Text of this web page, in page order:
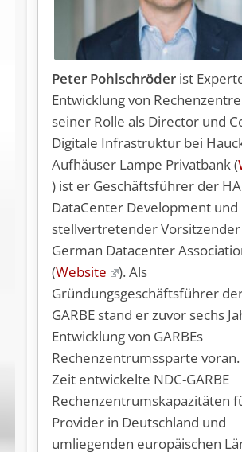
Peter Pohlschröder ist
Entwicklung von
seiner Rolle als Director und
Digitale Infrastruktur bei
Aufhäuser Lampe Privatbank (
) ist er Geschäftsführer der
DataCenter Development und
stellvertretender
German Datacenter
(Website
). Als
Gründungsgeschäftsführer
GARBE stand er zuvor sechs
Entwicklung von GARBEs
Rechenzentrumssparte
Zeit entwickelte NDC-GARBE
Rechenzentrumskapazitäten
Provider in Deutschland und
umliegenden europäischen